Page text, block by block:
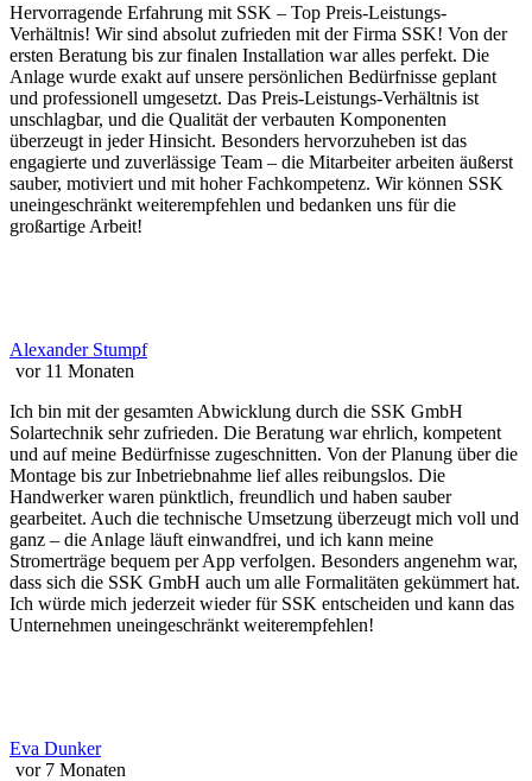
Hervorragende Erfahrung mit SSK – Top Preis-Leistungs-
Verhältnis! Wir sind absolut zufrieden mit der Firma SSK! Von der
ersten Beratung bis zur finalen Installation war alles perfekt. Die
Anlage wurde exakt auf unsere persönlichen Bedürfnisse geplant
und professionell umgesetzt. Das Preis-Leistungs-Verhältnis ist
unschlagbar, und die Qualität der verbauten Komponenten
überzeugt in jeder Hinsicht. Besonders hervorzuheben ist das
engagierte und zuverlässige Team – die Mitarbeiter arbeiten äußerst
sauber, motiviert und mit hoher Fachkompetenz. Wir können SSK
uneingeschränkt weiterempfehlen und bedanken uns für die
großartige Arbeit!
Alexander Stumpf
vor 11 Monaten
Ich bin mit der gesamten Abwicklung durch die SSK GmbH
Solartechnik sehr zufrieden. Die Beratung war ehrlich, kompetent
und auf meine Bedürfnisse zugeschnitten. Von der Planung über die
Montage bis zur Inbetriebnahme lief alles reibungslos. Die
Handwerker waren pünktlich, freundlich und haben sauber
gearbeitet. Auch die technische Umsetzung überzeugt mich voll und
ganz – die Anlage läuft einwandfrei, und ich kann meine
Stromerträge bequem per App verfolgen. Besonders angenehm war,
dass sich die SSK GmbH auch um alle Formalitäten gekümmert hat.
Ich würde mich jederzeit wieder für SSK entscheiden und kann das
Unternehmen uneingeschränkt weiterempfehlen!
Eva Dunker
vor 7 Monaten